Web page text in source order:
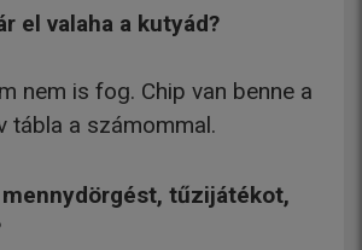
el valaha a kutyád?
nem is fog. Chip van benne a
tábla a számommal.
tűzijátékot,